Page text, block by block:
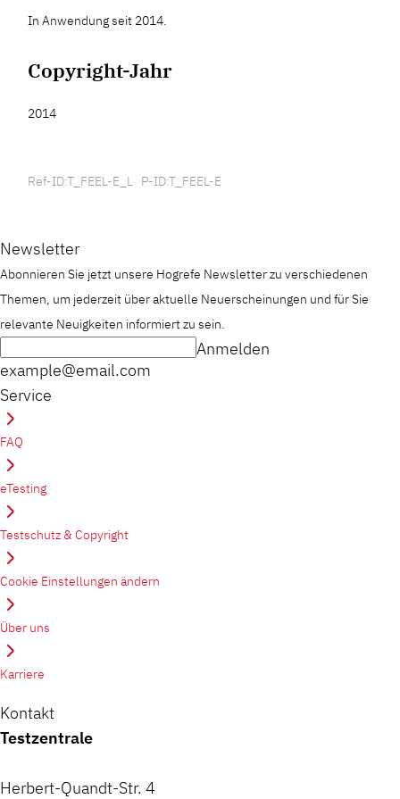
In Anwendung seit 2014.
Copyright-Jahr
2014
Ref-ID:T_FEEL-E_L P-ID:T_FEEL-E
Newsletter
Abonnieren Sie jetzt unsere Hogrefe Newsletter zu verschiedenen
Themen, um jederzeit über aktuelle Neuerscheinungen und für Sie
relevante Neuigkeiten informiert zu sein.
example@email.com
Anmelden
Service
FAQ
eTesting
Testschutz & Copyright
Cookie Einstellungen ändern
Über uns
Karriere
Kontakt
Testzentrale
Herbert-Quandt-Str. 4